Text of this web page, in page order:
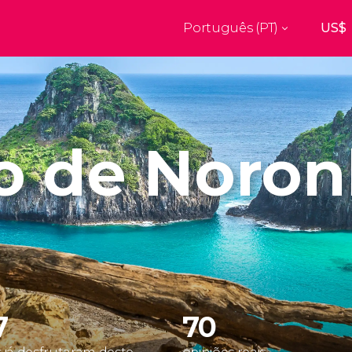
Top destinos
Paris
França
Nova
Estados
Florença
Itália Hungria
Madrid
Espanha
Barcelona
Espanha
Amesterdão
Holanda
Milão
Itália
Praga
República Checa
Porto
Portugal
Ver todos os destinos
Português (PT)
de
70